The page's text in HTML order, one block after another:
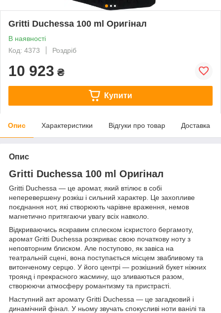
Gritti Duchessa 100 ml Оригінал
В наявності
Код: 4373
Роздріб
10 923 ₴
Купити
Опис Характеристики Відгуки про товар Доставка
Опис
Gritti Duchessa 100 ml Оригінал
Gritti Duchessa — це аромат, який втілює в собі
неперевершену розкіш і сильний характер. Це захопливе
поєднання нот, які створюють чарівне враження, немов
магнетично притягаючи увагу всіх навколо.
Відкриваючись яскравим сплеском іскристого бергамоту,
аромат Gritti Duchessa розкриває свою початкову ноту з
неповторним блиском. Але поступово, як завіса на
театральній сцені, вона поступається місцем звабливому та
витонченому серцю. У його центрі — розкішний букет ніжних
троянд і прекрасного жасмину, що зливаються разом,
створюючи атмосферу романтизму та пристрасті.
Наступний акт аромату Gritti Duchessa — це загадковий і
динамічний фінал. У ньому звучать спокусливі ноти ванілі та